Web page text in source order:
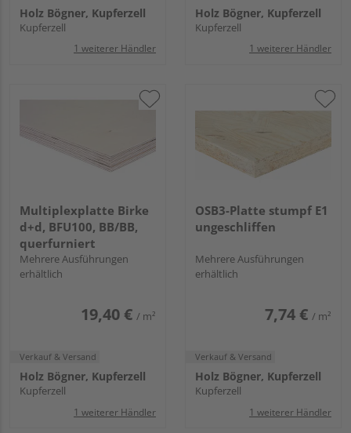
Holz Bögner, Kupferzell
Kupferzell
1 weiterer Händler
Holz Bögner, Kupferzell
Kupferzell
1 weiterer Händler
Multiplexplatte Birke
d+d, BFU100, BB/BB,
querfurniert
Mehrere Ausführungen
erhältlich
19,40 € / m²
Verkauf & Versand
Holz Bögner, Kupferzell
Kupferzell
1 weiterer Händler
OSB3-Platte stumpf E1
ungeschliffen
Mehrere Ausführungen
erhältlich
7,74 € / m²
Verkauf & Versand
Holz Bögner, Kupferzell
Kupferzell
1 weiterer Händler